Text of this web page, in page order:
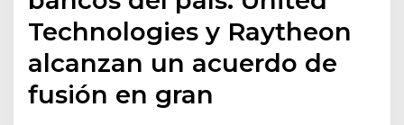
Technologies y Raytheon
alcanzan un acuerdo de
fusión en gran